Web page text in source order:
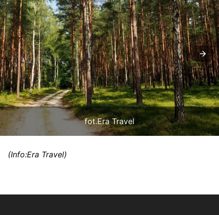
fot.Era Travel
(Info:Era Travel)